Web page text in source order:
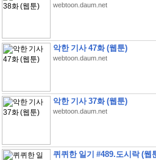
webtoon.daum.net
악한 기사 47화 (웹툰)
webtoon.daum.net
악한 기사 37화 (웹툰)
webtoon.daum.net
퀴퀴한 일기 #489.도시락 (웹